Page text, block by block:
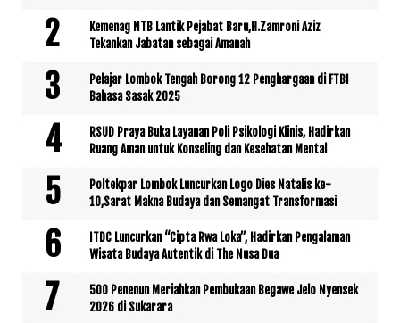
Kemenag NTB Lantik Pejabat Baru,H.Zamroni Aziz
Tekankan Jabatan sebagai Amanah
Pelajar Lombok Tengah Borong 12 Penghargaan di FTBI
Bahasa Sasak 2025
RSUD Praya Buka Layanan Poli Psikologi Klinis, Hadirkan
Ruang Aman untuk Konseling dan Kesehatan Mental
Poltekpar Lombok Luncurkan Logo Dies Natalis ke-
10,Sarat Makna Budaya dan Semangat Transformasi
ITDC Luncurkan “Cipta Rwa Loka”, Hadirkan Pengalaman
Wisata Budaya Autentik di The Nusa Dua
500 Penenun Meriahkan Pembukaan Begawe Jelo Nyensek
2026 di Sukarara